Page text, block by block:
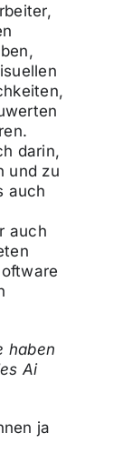
darin,
und zu
auch
auch
haben
Ai
ja